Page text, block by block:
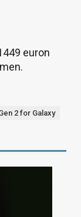
euron
2 for Galaxy